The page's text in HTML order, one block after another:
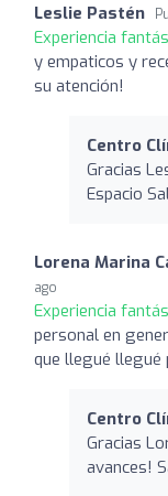
Leslie Pastén
Experiencia
y empaticos y
su atención!
Centro
Gracias
Espacio
Lorena Marina
ago
Experiencia
personal en
que llegué llegué
Centro
Gracias
avances!